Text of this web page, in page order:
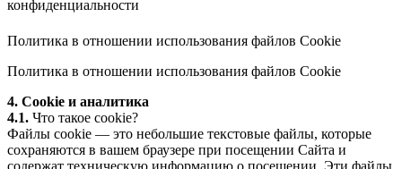
конфиденциальности
Политика в отношении использования файлов Cookie
Политика в отношении использования файлов Cookie
4. Cookie и аналитика
4.1. Что такое cookie?
Файлы cookie — это небольшие текстовые файлы, которые
сохраняются в вашем браузере при посещении Сайта и
содержат техническую информацию о посещении. Эти файлы